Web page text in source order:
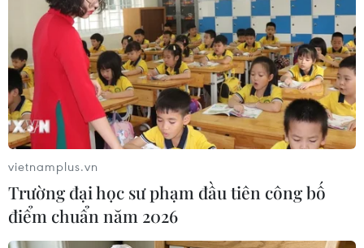
vietnamplus.vn
Trường đại học sư phạm đầu tiên công bố
điểm chuẩn năm 2026